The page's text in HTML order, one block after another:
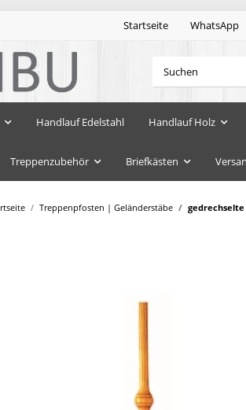
Startseite WhatsApp
Handlauf Edelstahl Handlauf Holz
Treppenzubehör Briefkästen
Treppenpfosten | Geländerstäbe